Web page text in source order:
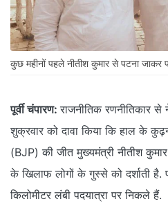
कुछ महीनों पहले नीतीश कुमार से पटना जाकर
पूर्वी चंपारण: राजनीतिक रणनीतिकार
शुक्रवार को दावा किया कि हाल के
(BJP) की जीत मुख्यमंत्री नीतीश
के खिलाफ लोगों के गुस्से को दर्शाती है.
किलोमीटर लंबी पदयात्रा पर निकले हैं.